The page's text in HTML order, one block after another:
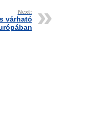
Next:
várható